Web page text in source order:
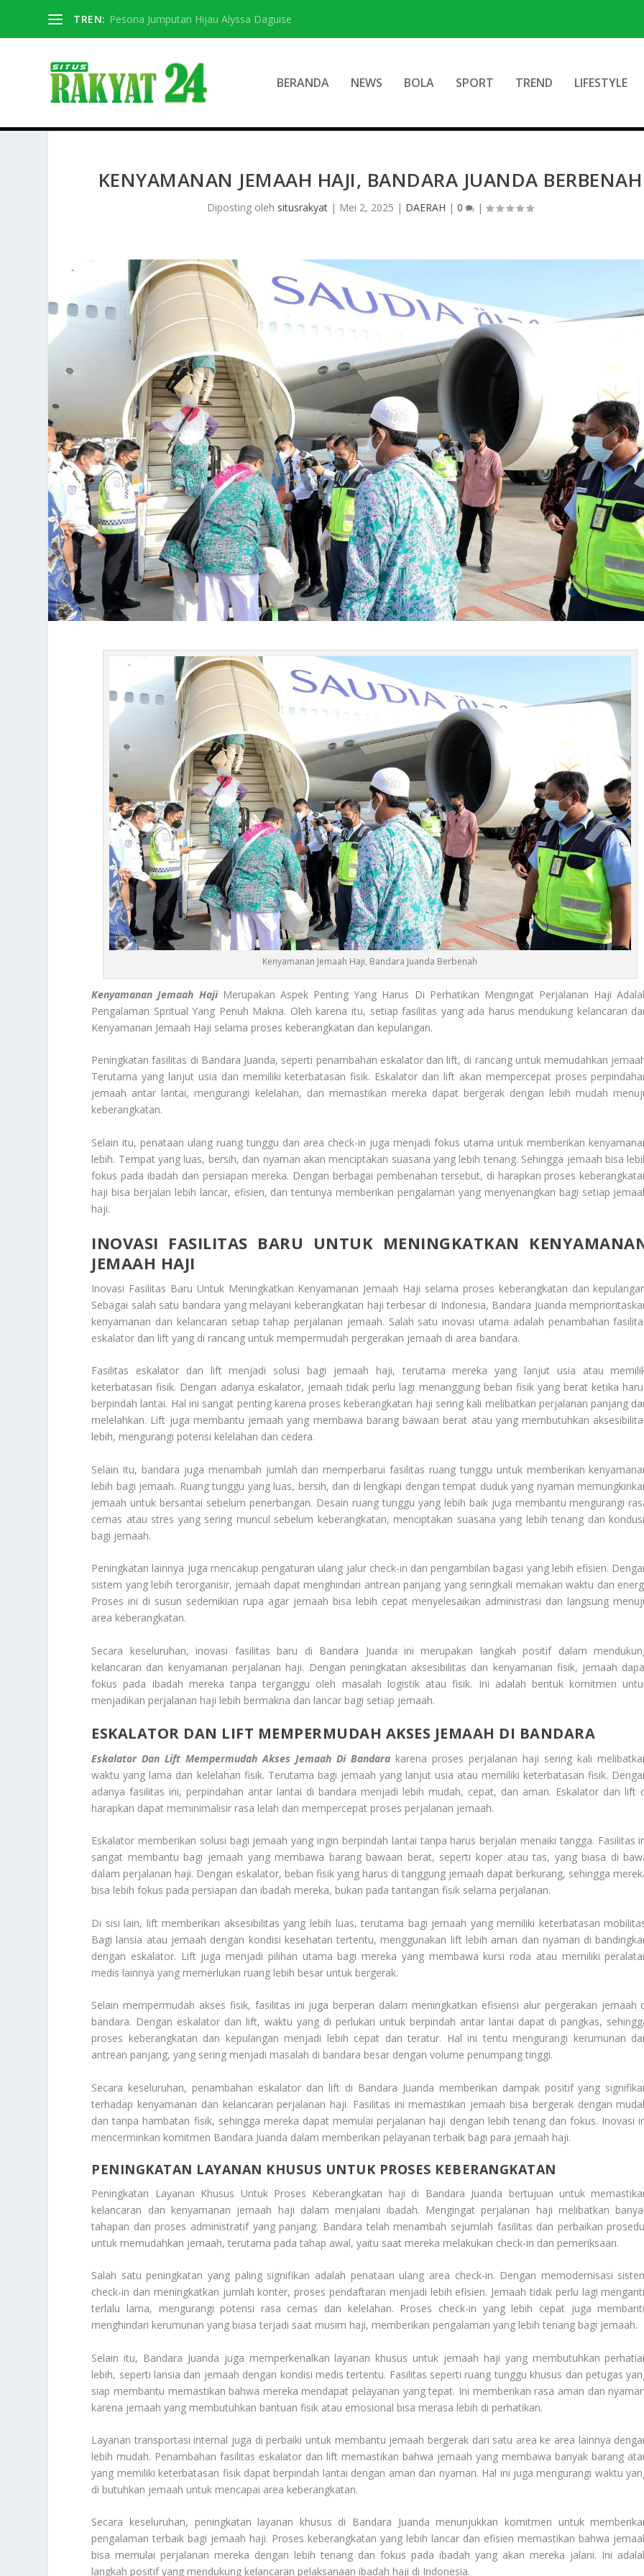
TREN: Pesona Jumputan Hijau Alyssa Daguise
BERANDA NEWS BOLA SPORT TREND LIFESTYLE
KENYAMANAN JEMAAH HAJI, BANDARA JUANDA BERBENAH
Diposting oleh situsrakyat| Mei 2, 2025 | DAERAH | 0 |
Kenyamanan Jemaah Haji, Bandara Juanda Berbenah
Kenyamanan Jemaah HajiMerupakan Aspek Penting Yang Harus Di Perhatikan Mengingat Perjalanan Haji
Pengalaman Spritual Yang Penuh Makna. Oleh karena itu, setiap fasilitas yang ada harus mendukung kelancaran
Kenyamanan Jemaah Haji selama proses keberangkatan dan kepulangan.
Peningkatan fasilitas di Bandara Juanda, seperti penambahan eskalator dan lift, di rancang untuk memudahkan
Terutama yang lanjut usia dan memiliki keterbatasan fisik. Eskalator dan lift akan mempercepat proses
jemaah antar lantai, mengurangi kelelahan, dan memastikan mereka dapat bergerak dengan lebih mudah
keberangkatan.
Selain itu, penataan ulang ruang tunggu dan area check-in juga menjadi fokus utama untuk memberikan
lebih. Tempat yang luas, bersih, dan nyaman akan menciptakan suasana yang lebih tenang. Sehingga jemaah bisa
fokus pada ibadah dan persiapan mereka. Dengan berbagai pembenahan tersebut, di harapkan proses
haji bisa berjalan lebih lancar, efisien, dan tentunya memberikan pengalaman yang menyenangkan bagi setiap
haji.
INOVASI FASILITAS BARU UNTUK MENINGKATKAN
JEMAAH HAJI
Inovasi Fasilitas Baru Untuk Meningkatkan Kenyamanan Jemaah Haji selama proses keberangkatan dan
Sebagai salah satu bandara yang melayani keberangkatan haji terbesar di Indonesia, Bandara Juanda
kenyamanan dan kelancaran setiap tahap perjalanan jemaah. Salah satu inovasi utama adalah penambahan
eskalator dan lift yang di rancang untuk mempermudah pergerakan jemaah di area bandara.
Fasilitas eskalator dan lift menjadi solusi bagi jemaah haji, terutama mereka yang lanjut usia atau
keterbatasan fisik. Dengan adanya eskalator, jemaah tidak perlu lagi menanggung beban fisik yang berat ketika
berpindah lantai. Hal ini sangat penting karena proses keberangkatan haji sering kali melibatkan perjalanan panjang
melelahkan. Lift juga membantu jemaah yang membawa barang bawaan berat atau yang membutuhkan
lebih, mengurangi potensi kelelahan dan cedera.
Selain itu, bandara juga menambah jumlah dan memperbarui fasilitas ruang tunggu untuk memberikan
lebih bagi jemaah. Ruang tunggu yang luas, bersih, dan di lengkapi dengan tempat duduk yang nyaman
jemaah untuk bersantai sebelum penerbangan. Desain ruang tunggu yang lebih baik juga membantu mengurangi
cemas atau stres yang sering muncul sebelum keberangkatan, menciptakan suasana yang lebih tenang dan
bagi jemaah.
Peningkatan lainnya juga mencakup pengaturan ulang jalur check-in dan pengambilan bagasi yang lebih efisien.
sistem yang lebih terorganisir, jemaah dapat menghindari antrean panjang yang seringkali memakan waktu dan
Proses ini di susun sedemikian rupa agar jemaah bisa lebih cepat menyelesaikan administrasi dan langsung
area keberangkatan.
Secara keseluruhan, inovasi fasilitas baru di Bandara Juanda ini merupakan langkah positif dalam
kelancaran dan kenyamanan perjalanan haji. Dengan peningkatan aksesibilitas dan kenyamanan fisik, jemaah
fokus pada ibadah mereka tanpa terganggu oleh masalah logistik atau fisik. Ini adalah bentuk komitmen
menjadikan perjalanan haji lebih bermakna dan lancar bagi setiap jemaah.
ESKALATOR DAN LIFT MEMPERMUDAH AKSES JEMAAH DI BANDARA
Eskalator Dan Lift Mempermudah Akses Jemaah Di Bandara karena proses perjalanan haji sering kali
waktu yang lama dan kelelahan fisik. Terutama bagi jemaah yang lanjut usia atau memiliki keterbatasan fisik.
adanya fasilitas ini, perpindahan antar lantai di bandara menjadi lebih mudah, cepat, dan aman. Eskalator dan lift
harapkan dapat meminimalisir rasa lelah dan mempercepat proses perjalanan jemaah.
Eskalator memberikan solusi bagi jemaah yang ingin berpindah lantai tanpa harus berjalan menaiki tangga. Fasilitas
sangat membantu bagi jemaah yang membawa barang bawaan berat, seperti koper atau tas, yang biasa di
dalam perjalanan haji. Dengan eskalator, beban fisik yang harus di tanggung jemaah dapat berkurang, sehingga
bisa lebih fokus pada persiapan dan ibadah mereka, bukan pada tantangan fisik selama perjalanan.
Di sisi lain, lift memberikan aksesibilitas yang lebih luas, terutama bagi jemaah yang memiliki keterbatasan
Bagi lansia atau jemaah dengan kondisi kesehatan tertentu, menggunakan lift lebih aman dan nyaman di
dengan eskalator. Lift juga menjadi pilihan utama bagi mereka yang membawa kursi roda atau memiliki
medis lainnya yang memerlukan ruang lebih besar untuk bergerak.
Selain mempermudah akses fisik, fasilitas ini juga berperan dalam meningkatkan efisiensi alur pergerakan jemaah
bandara. Dengan eskalator dan lift, waktu yang di perlukan untuk berpindah antar lantai dapat di pangkas,
proses keberangkatan dan kepulangan menjadi lebih cepat dan teratur. Hal ini tentu mengurangi kerumunan
antrean panjang, yang sering menjadi masalah di bandara besar dengan volume penumpang tinggi.
Secara keseluruhan, penambahan eskalator dan lift di Bandara Juanda memberikan dampak positif yang
terhadap kenyamanan dan kelancaran perjalanan haji. Fasilitas ini memastikan jemaah bisa bergerak dengan
dan tanpa hambatan fisik, sehingga mereka dapat memulai perjalanan haji dengan lebih tenang dan fokus. Inovasi
mencerminkan komitmen Bandara Juanda dalam memberikan pelayanan terbaik bagi para jemaah haji.
PENINGKATAN LAYANAN KHUSUS UNTUK PROSES KEBERANGKATAN
Peningkatan Layanan Khusus Untuk Proses Keberangkatan haji di Bandara Juanda bertujuan untuk
kelancaran dan kenyamanan jemaah haji dalam menjalani ibadah. Mengingat perjalanan haji melibatkan
tahapan dan proses administratif yang panjang. Bandara telah menambah sejumlah fasilitas dan perbaikan
untuk memudahkan jemaah, terutama pada tahap awal, yaitu saat mereka melakukan check-in dan pemeriksaan.
Salah satu peningkatan yang paling signifikan adalah penataan ulang area check-in. Dengan memodernisasi
check-in dan meningkatkan jumlah konter, proses pendaftaran menjadi lebih efisien. Jemaah tidak perlu lagi
terlalu lama, mengurangi potensi rasa cemas dan kelelahan. Proses check-in yang lebih cepat juga
menghindari kerumunan yang biasa terjadi saat musim haji, memberikan pengalaman yang lebih tenang bagi jemaah.
Selain itu, Bandara Juanda juga memperkenalkan layanan khusus untuk jemaah haji yang membutuhkan
lebih, seperti lansia dan jemaah dengan kondisi medis tertentu. Fasilitas seperti ruang tunggu khusus dan petugas
siap membantu memastikan bahwa mereka mendapat pelayanan yang tepat. Ini memberikan rasa aman dan
karena jemaah yang membutuhkan bantuan fisik atau emosional bisa merasa lebih di perhatikan.
Layanan transportasi internal juga di perbaiki untuk membantu jemaah bergerak dari satu area ke area lainnya
lebih mudah. Penambahan fasilitas eskalator dan lift memastikan bahwa jemaah yang membawa banyak barang
yang memiliki keterbatasan fisik dapat berpindah lantai dengan aman dan nyaman. Hal ini juga mengurangi waktu
di butuhkan jemaah untuk mencapai area keberangkatan.
Secara keseluruhan, peningkatan layanan khusus di Bandara Juanda menunjukkan komitmen untuk
pengalaman terbaik bagi jemaah haji. Proses keberangkatan yang lebih lancar dan efisien memastikan bahwa
bisa memulai perjalanan mereka dengan lebih tenang dan fokus pada ibadah yang akan mereka jalani. Ini
langkah positif yang mendukung kelancaran pelaksanaan ibadah haji di Indonesia.